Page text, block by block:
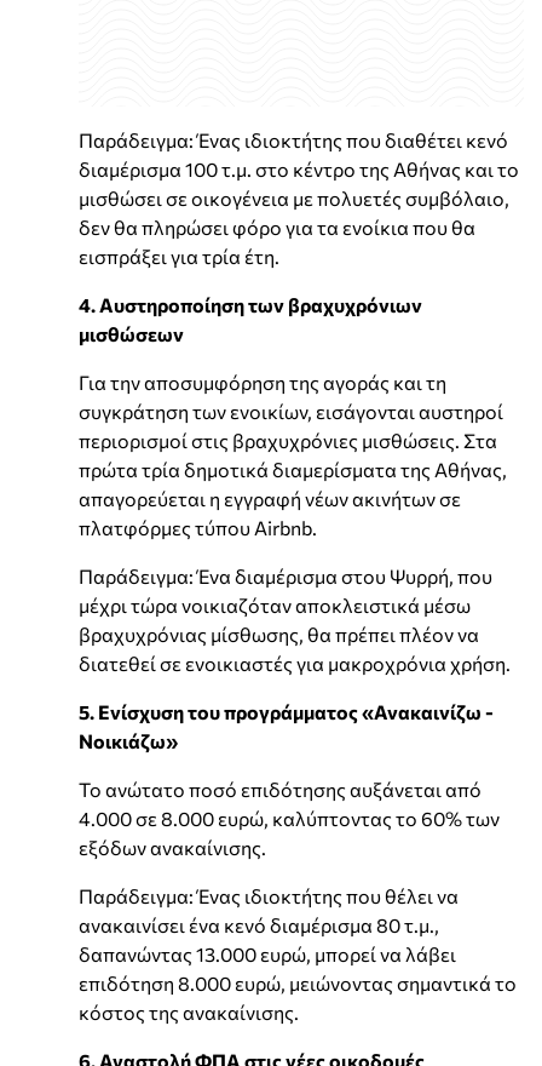
Παράδειγμα: Ένας ιδιοκτήτης που διαθέτει κενό
διαμέρισμα 100 τ.μ. στο κέντρο της Αθήνας και το
μισθώσει σε οικογένεια με πολυετές συμβόλαιο,
δεν θα πληρώσει φόρο για τα ενοίκια που θα
εισπράξει για τρία έτη.
4. Αυστηροποίηση των βραχυχρόνιων
μισθώσεων
Για την αποσυμφόρηση της αγοράς και τη
συγκράτηση των ενοικίων, εισάγονται αυστηροί
περιορισμοί στις βραχυχρόνιες μισθώσεις. Στα
πρώτα τρία δημοτικά διαμερίσματα της Αθήνας,
απαγορεύεται η εγγραφή νέων ακινήτων σε
πλατφόρμες τύπου Airbnb.
Παράδειγμα: Ένα διαμέρισμα στου Ψυρρή, που
μέχρι τώρα νοικιαζόταν αποκλειστικά μέσω
βραχυχρόνιας μίσθωσης, θα πρέπει πλέον να
διατεθεί σε ενοικιαστές για μακροχρόνια χρήση.
5. Ενίσχυση του προγράμματος «Ανακαινίζω -
Νοικιάζω»
Το ανώτατο ποσό επιδότησης αυξάνεται από
4.000 σε 8.000 ευρώ, καλύπτοντας το 60% των
εξόδων ανακαίνισης.
Παράδειγμα: Ένας ιδιοκτήτης που θέλει να
ανακαινίσει ένα κενό διαμέρισμα 80 τ.μ.,
δαπανώντας 13.000 ευρώ, μπορεί να λάβει
επιδότηση 8.000 ευρώ, μειώνοντας σημαντικά το
κόστος της ανακαίνισης.
6. Αναστολή ΦΠΑ στις νέες οικοδομές